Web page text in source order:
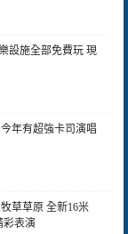
設施全部免費玩 現
年有超強卡司演唱
草草原 全新16米
彩表演